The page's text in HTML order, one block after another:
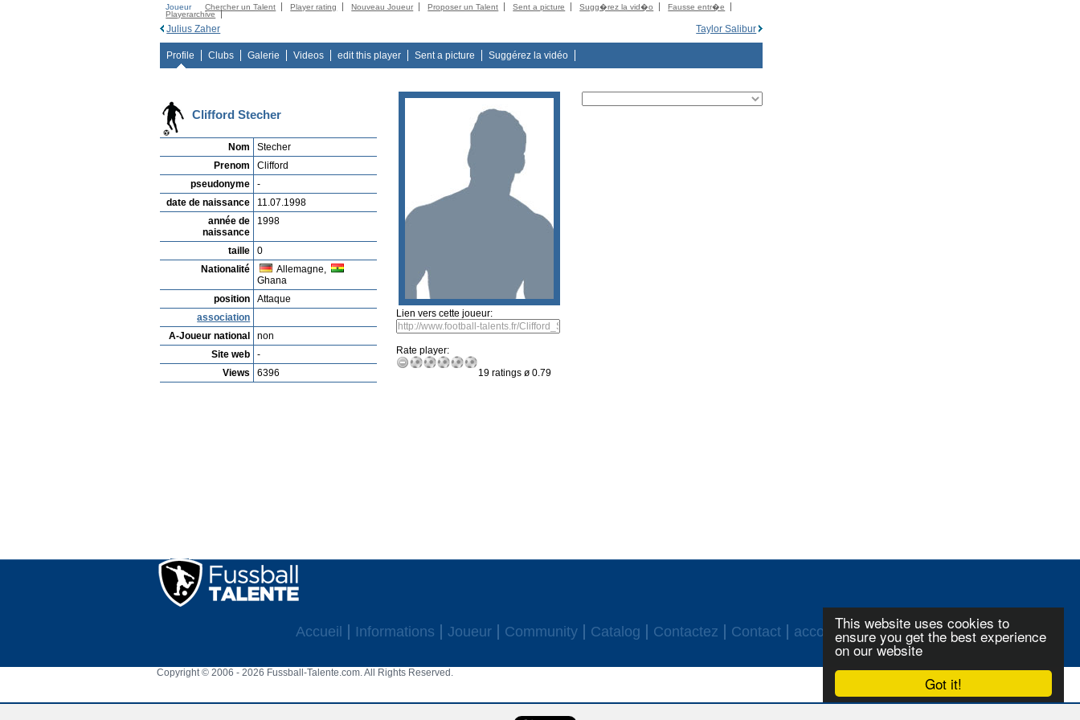
Got it!
This website uses cookies to
ensure you get the best experience
on our website
Joueur Chercher un Talent Player rating Nouveau Joueur Proposer un Talent Sent a picture Sugg�rez la vid�o
Fausse entr�e
Playerarchive
Taylor Salibur
Julius Zaher
Profile Clubs Galerie Videos edit this player Sent a picture Suggérez la vidéo
Clifford Stecher
Nom
Stecher
Prenom
Clifford
pseudonyme
-
date de naissance
11.07.1998
année de
naissance
1998
taille
0
Nationalité
Allemagne,
Ghana
position
Attaque
association
A-Joueur national
non
Site web
-
Views
6396
Lien vers cette joueur:
Rate player:
19 ratings ø 0.79
Accueil Informations Joueur Community Catalog Contactez Contact accord ASF Login
Copyright © 2006 - 2026 Fussball-Talente.com. All Rights Reserved.